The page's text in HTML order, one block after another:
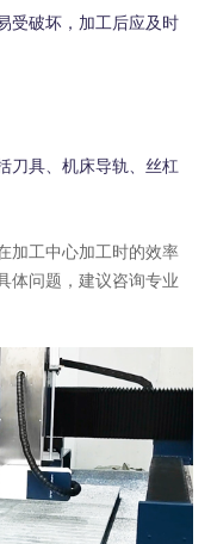
破坏，加工后应及时
具、机床导轨、丝杠
工中心加工时的效率
体问题，建议咨询专业